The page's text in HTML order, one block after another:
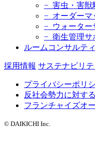
− 害虫・害獣
− オーダーマ
− ウォーター
− 衛生管理サ
ルームコンサルテ
採用情報 サステナビリテ
プライバシーポリ
反社会勢力に対す
フランチャイズオ
© DAIKICHI Inc.